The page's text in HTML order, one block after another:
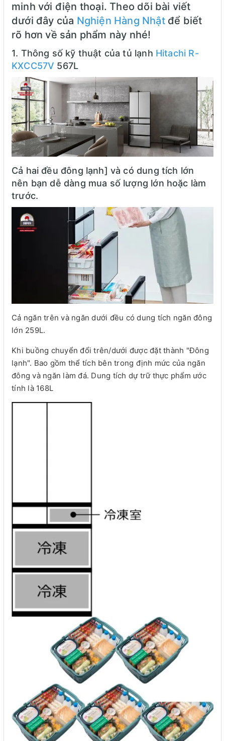
minh với điện thoại. Theo dõi bài viết
dưới đây của Nghiện Hàng Nhậtđể biết
rõ hơn về sản phẩm này nhé!
1. Thông số kỹ thuật của tủ lạnh Hitachi R-
KXCC57V 567L
Cả hai đều đông lạnh] và có dung tích lớn
nên bạn dễ dàng mua số lượng lớn hoặc làm
trước.
Cả ngăn trên và ngăn dưới đều có dung tích ngăn đông
lớn 259L.
Khi buồng chuyển đổi trên/dưới được đặt thành "Đông
lạnh". Bao gồm thể tích bên trong định mức của ngăn
đông và ngăn làm đá. Dung tích dự trữ thực phẩm ước
tính là 168L